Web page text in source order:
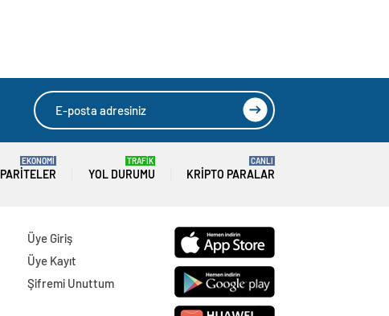
PARITELER
EKONOMİ
YOL DURUMU
TRAFİK
KRIPTO PARALAR
CANLI
Üye Giriş
Üye Kayıt
Şifremi Unuttum